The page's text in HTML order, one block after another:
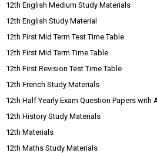
12th English Medium Study Materials
12th English Study Material
12th First Mid Term Test Time Table
12th First Mid Term Time Table
12th First Revision Test Time Table
12th French Study Materials
12th Half Yearly Exam Question Papers with
12th History Study Materials
12th Materials
12th Maths Study Materials